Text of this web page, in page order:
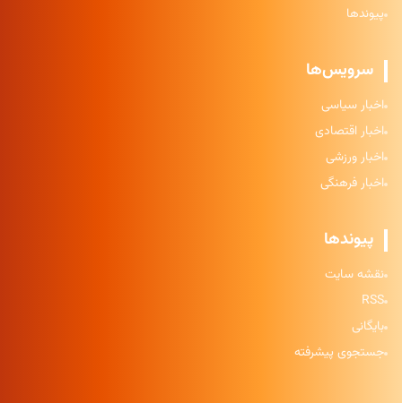
پیوندها
سرویس‌ها
اخبار سیاسی
اخبار اقتصادی
اخبار ورزشی
اخبار فرهنگی
پیوندها
نقشه سایت
RSS
بایگانی
جستجوی پیشرفته